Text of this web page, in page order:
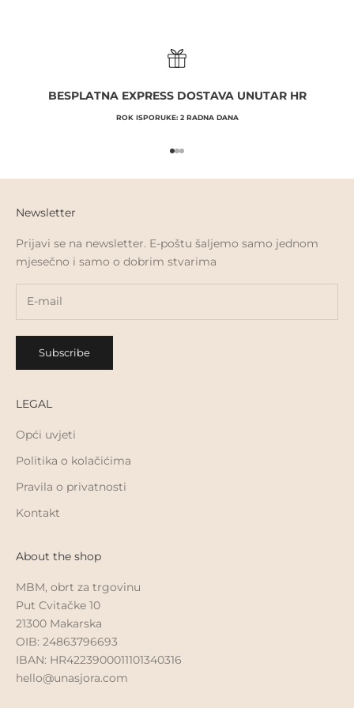
BESPLATNA EXPRESS DOSTAVA UNUTAR HR
ROK ISPORUKE: 2 RADNA DANA
Go to item 1
Go to item 2
Go to item 3
Newsletter
Prijavi se na newsletter. E-poštu šaljemo samo jednom
mjesečno i samo o dobrim stvarima
Subscribe
LEGAL
Opći uvjeti
Politika o kolačićima
Pravila o privatnosti
Kontakt
About the shop
MBM, obrt za trgovinu
Put Cvitačke 10
21300 Makarska
OIB: 24863796693
IBAN: HR4223900011101340316
hello@unasjora.com